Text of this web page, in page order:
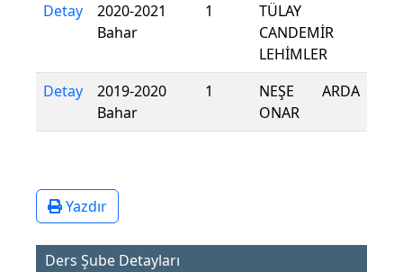
Detay
2020-2021
Bahar
1
TÜLAY
CANDEMİR
LEHİMLER
Detay
2019-2020
Bahar
1
NEŞE ARDA
ONAR
Yazdır
Ders Şube Detayları